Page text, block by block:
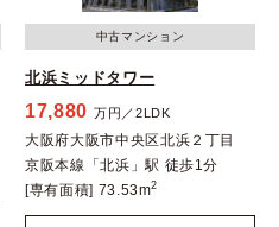
中古マンション
北浜ミッドタワー
17,880 万円／2LDK
大阪府大阪市中央区北浜２丁目
京阪本線「北浜」駅 徒歩1分
[専有面積] 73.53m2